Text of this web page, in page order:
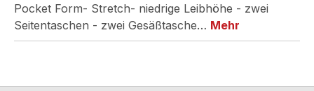
Pocket Form- Stretch- niedrige Leibhöhe - zwei
Seitentaschen - zwei Gesäßtasche… Mehr